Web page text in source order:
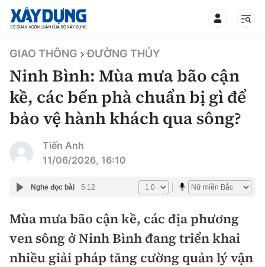
TIN BỘ XÂY DỰNG
CHUYÊN MỤC
Mới nhất
Thời sự
Chính trị
Xã hội
Xây dựng
Chỉ đạo điều hành
Giao thông
GIAO THÔNG ĐƯỜNG THỦY
Ninh Bình: Mùa mưa bão cận
kề, các bến phà chuẩn bị gì để
bảo vệ hành khách qua sông?
Tiến Anh
11/06/2026, 16:10
Nghe đọc bài 5:12
Mùa mưa bão cận kề, các địa phương
ven sông ở Ninh Bình đang triển khai
nhiều giải pháp tăng cường quản lý vận